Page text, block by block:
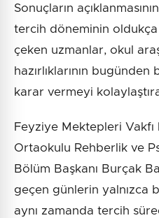
Sonuçların
tercih döneminin
çeken uzmanlar, okul
hazırlıklarının bugünden
karar vermeyi
Feyziye Mektepleri Vakfı
Ortaokulu Rehberlik ve
Bölüm Başkanı Burçak
geçen günlerin yalnızca
aynı zamanda tercih